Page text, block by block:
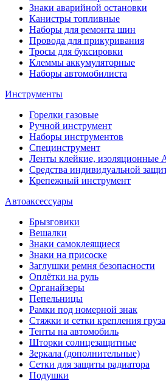
Знаки аварийной остановки
Канистры топливные
Наборы для ремонта шин
Провода для прикуривания
Тросы для буксировки
Клеммы аккумуляторные
Наборы автомобилиста
Инструменты
Горелки газовые
Ручной инструмент
Наборы инструментов
Специнструмент
Ленты клейкие, изоляционные
Средства индивидуальной
Крепежный инструмент
Автоаксессуары
Брызговики
Вешалки
Знаки самоклеящиеся
Знаки на присоске
Заглушки ремня безопасности
Оплётки на руль
Органайзеры
Пепельницы
Рамки под номерной знак
Стяжки и сетки крепления груза
Тенты на автомобиль
Шторки солнцезащитные
Зеркала (дополнительные)
Сетки для защиты радиатора
Подушки